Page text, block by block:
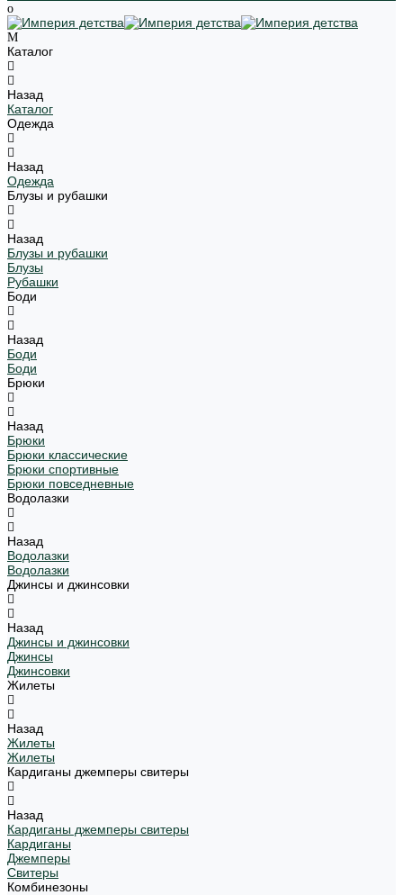
Каталог
Назад
Каталог
Одежда
Назад
Одежда
Блузы и рубашки
Назад
Блузы и рубашки
Блузы
Рубашки
Боди
Назад
Боди
Боди
Брюки
Назад
Брюки
Брюки классические
Брюки спортивные
Брюки повседневные
Водолазки
Назад
Водолазки
Водолазки
Джинсы и джинсовки
Назад
Джинсы и джинсовки
Джинсы
Джинсовки
Жилеты
Назад
Жилеты
Жилеты
Кардиганы джемперы свитеры
Назад
Кардиганы джемперы свитеры
Кардиганы
Джемперы
Свитеры
Комбинезоны